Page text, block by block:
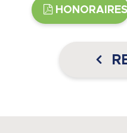
HONORAIRES